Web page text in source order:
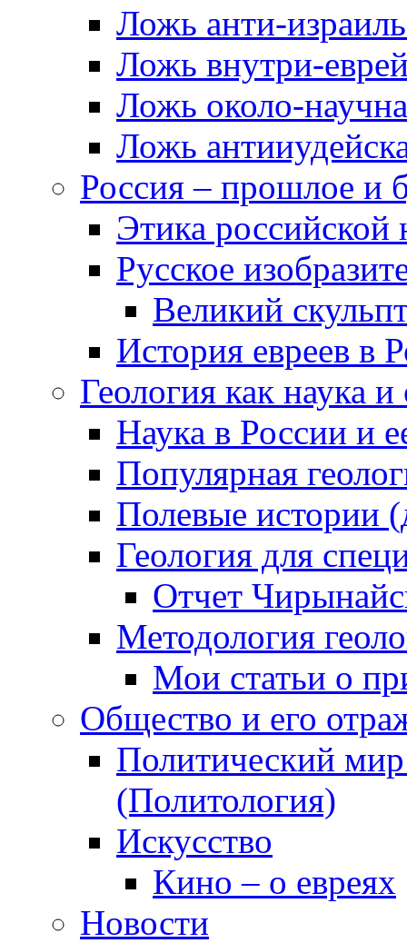
Ложь анти-
Ложь внутри-
Ложь около-
Ложь
Россия – прошлое и
Этика российской
Русское
Великий
История евреев в
Геология как наука
Наука в России и
Популярная
Полевые истории
Геология для
Отчет
Методология
Мои статьи о
Общество и его
Политический
(Политология)
Искусство
Кино – о евреях
Новости